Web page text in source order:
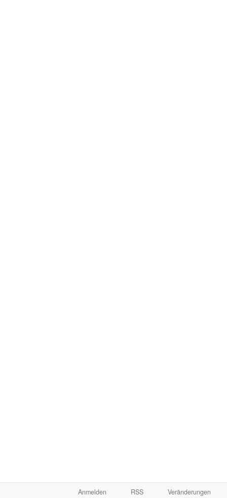
Anmelden RSS Veränderungen